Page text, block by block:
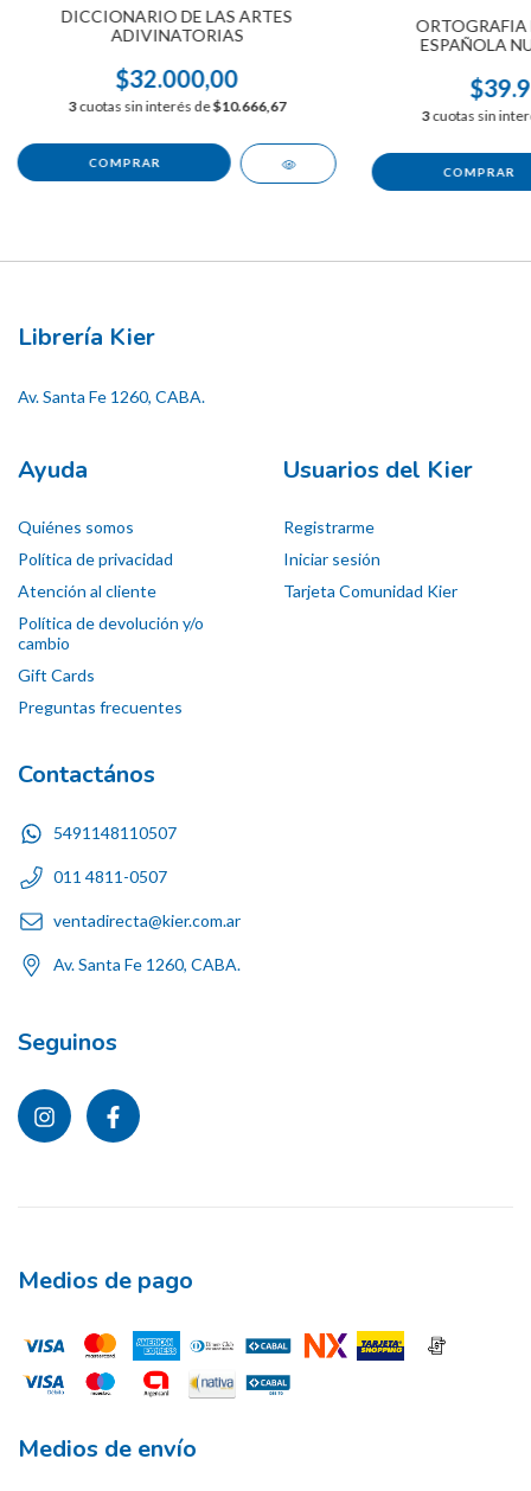
DICCIONARIO DE LAS ARTES
ADIVINATORIAS
$32.000,00
3cuotas sin interés de$10.666,67
ORTOGRAFIA
ESPAÑOLA
3cuotas sin
Librería Kier
Av. Santa Fe 1260, CABA.
Ayuda
Quiénes somos
Política de privacidad
Atención al cliente
Política de devolución y/o
cambio
Gift Cards
Preguntas frecuentes
Usuarios del Kier
Registrarme
Iniciar sesión
Tarjeta Comunidad Kier
Contactános
5491148110507
011 4811-0507
ventadirecta@kier.com.ar
Av. Santa Fe 1260, CABA.
Seguinos
Medios de pago
Medios de envío